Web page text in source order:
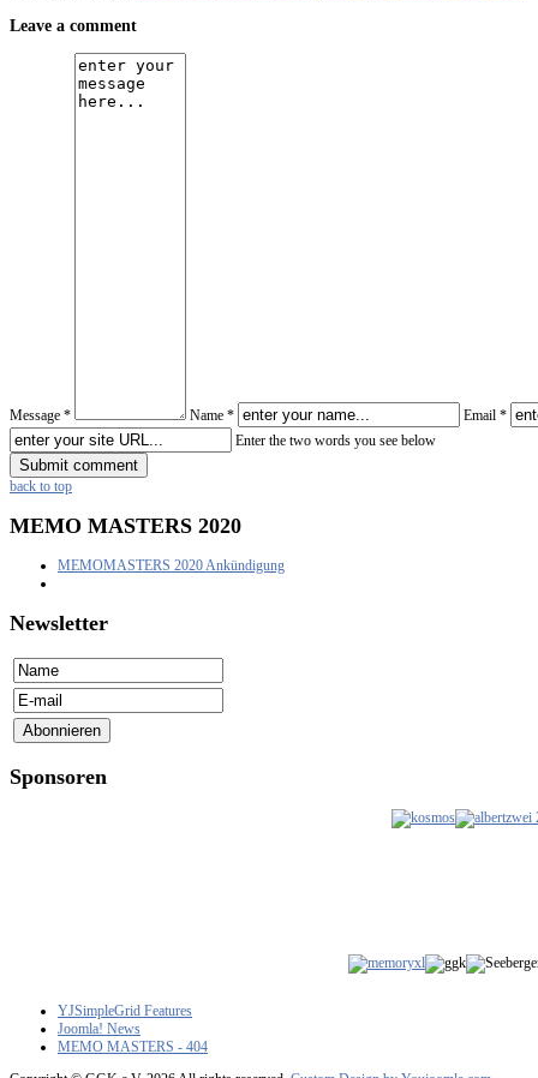
Leave a comment
Message * Name *
Email *
Enter the two words you see below
back to top
MEMO MASTERS 2020
MEMOMASTERS 2020 Ankündigung
Newsletter
Sponsoren
YJSimpleGrid Features
Joomla! News
MEMO MASTERS - 404